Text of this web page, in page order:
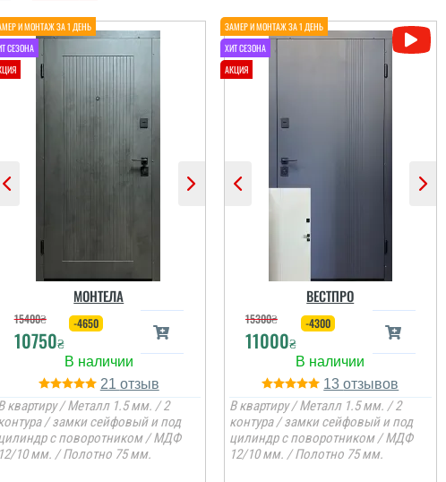
МОНТЕЛА
15400₴
10750₴
-4650
21
квартиру / Металл 1.5 мм. / 2
/ замки сейфовый и под
с поворотником / МДФ
12/10 мм. / Полотно 75 мм.
ВЕСТПРО
15300₴
11000₴
-4300
13
В квартиру / Металл 1.5 мм. / 2
контура / замки сейфовый и под
цилиндр с поворотником / МДФ
12/10 мм. / Полотно 75 мм.